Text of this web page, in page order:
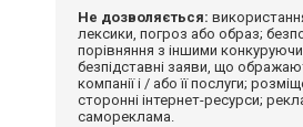
Не дозволяється:
лексики, погроз або образ;
порівняння з іншими
безпідставні заяви, що
компанії і / або її послуги;
сторонні інтернет-ресурси;
самореклама.